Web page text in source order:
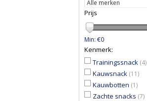
Prijs
Min: €0
Kenmerk:
Trainingssnack (4)
Kauwsnack (11)
Kauwbotten (1)
Zachte snacks (7)